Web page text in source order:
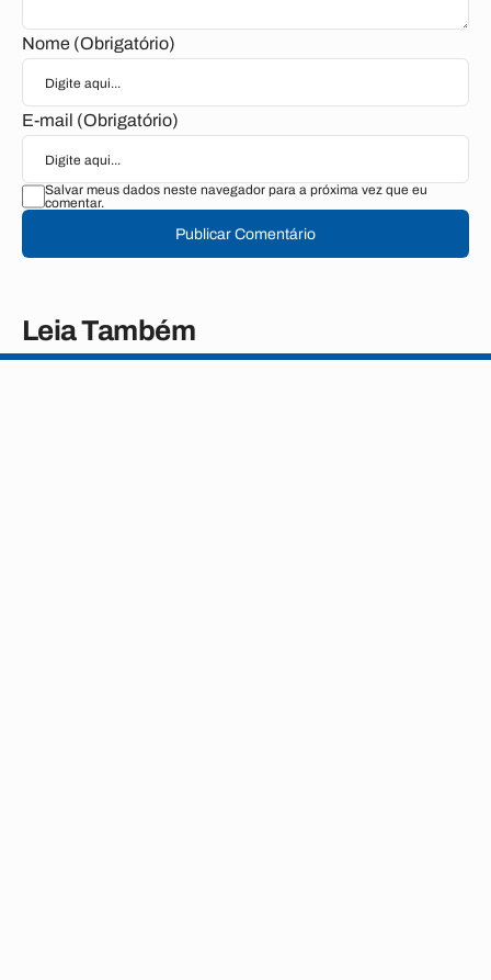
Nome (Obrigatório)
E-mail (Obrigatório)
Salvar meus dados neste navegador para a próxima vez que eu
comentar.
Publicar Comentário
Leia Também